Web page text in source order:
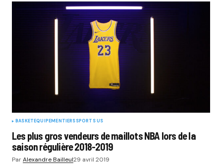
BASKETEQUIPEMENTIERSSPORTS US
Les plus gros vendeurs de maillots NBA lors de la
saison régulière 2018-2019
ParAlexandre Bailleul29 avril 2019